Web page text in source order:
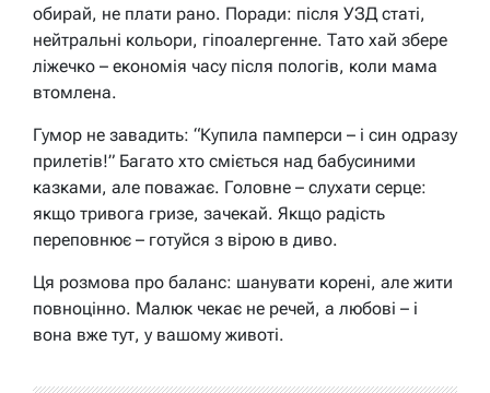
обирай, не плати рано. Поради: після УЗД статі,
нейтральні кольори, гіпоалергенне. Тато хай збере
ліжечко – економія часу після пологів, коли мама
втомлена.
Гумор не завадить: “Купила памперси – і син одразу
прилетів!” Багато хто сміється над бабусиними
казками, але поважає. Головне – слухати серце:
якщо тривога гризе, зачекай. Якщо радість
переповнює – готуйся з вірою в диво.
Ця розмова про баланс: шанувати корені, але жити
повноцінно. Малюк чекає не речей, а любові – і
вона вже тут, у вашому животі.